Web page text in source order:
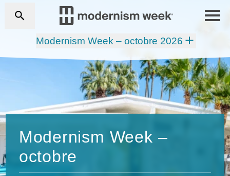
Modernism Week – octobre 2026
Modernism Week –
octobre